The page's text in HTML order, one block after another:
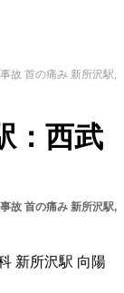
故 首の痛み 新所沢駅,
：西武
故 首の痛み 新所沢駅,
新所沢駅 向陽